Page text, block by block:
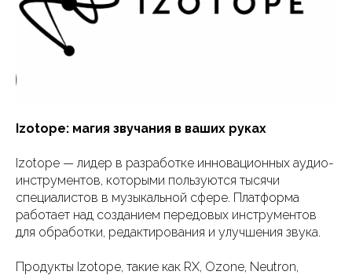
Izotope: магия звучания в ваших руках
Izotope — лидер в разработке инновационных аудио-
инструментов, которыми пользуются тысячи
специалистов в музыкальной сфере. Платформа
работает над созданием передовых инструментов
для обработки, редактирования и улучшения звука.
Продукты Izotope, такие как RX, Ozone, Neutron,